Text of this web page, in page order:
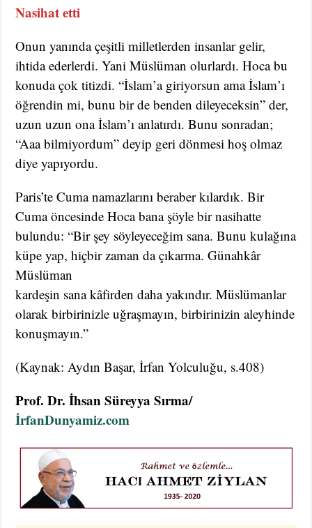
Nasihat etti
Onun yanında çeşitli milletlerden insanlar gelir,
ihtida ederlerdi. Yani Müslüman olurlardı. Hoca bu
konuda çok titizdi. “İslam’a giriyorsun ama İslam’ı
öğrendin mi, bunu bir de benden dileyeceksin” der,
uzun uzun ona İslam’ı anlatırdı. Bunu sonradan;
“Aaa bilmiyordum” deyip geri dönmesi hoş olmaz
diye yapıyordu.
Paris’te Cuma namazlarını beraber kılardık. Bir
Cuma öncesinde Hoca bana şöyle bir nasihatte
bulundu: “Bir şey söyleyeceğim sana. Bunu kulağına
küpe yap, hiçbir zaman da çıkarma. Günahkâr
Müslüman
kardeşin sana kâfirden daha yakındır. Müslümanlar
olarak birbirinizle uğraşmayın, birbirinizin aleyhinde
konuşmayın.”
(Kaynak: Aydın Başar, İrfan Yolculuğu, s.408)
Prof. Dr. İhsan Süreyya Sırma/
İrfanDunyamiz.com